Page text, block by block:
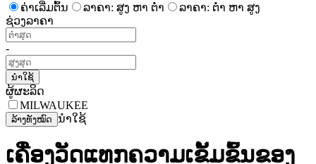
ຄ່າເລີ່ມຕົ້ນ
ລາຄາ: ສູງ ຫາ ຕໍ່າ
ລາຄາ: ຕໍ່າ ຫາ ສູງ
ຊ່ວງລາຄາ
-
ນຳໃຊ້
ຜູ້ຜະລິດ
MILWAUKEE
ລ້າງທັງໝົດ ນຳໃຊ້
ເຄື່ອງວັດແທກຄວາມເຂັ້ມຂົ້ນຂອງ